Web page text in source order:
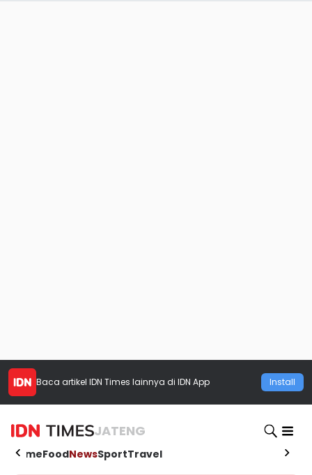
Baca artikel IDN Times lainnya di IDN App Install
JATENG
HomeFoodNewsSportTravel